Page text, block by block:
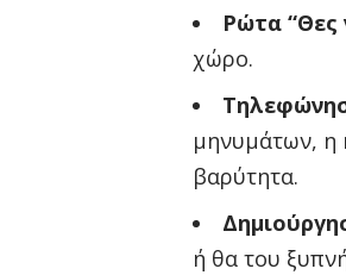
Ρώτα “Θες
χώρο.
μηνυμάτων, η
βαρύτητα.
ή θα του